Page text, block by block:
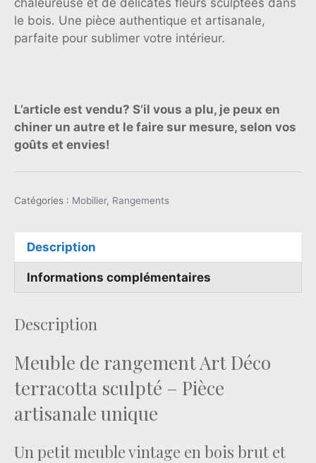
le bois. Une pièce authentique et artisanale,
parfaite pour sublimer votre intérieur.
L’article est vendu? S’il vous a plu, je peux en
chiner un autre et le faire sur mesure, selon vos
goûts et envies!
Catégories : Mobilier, Rangements
Description
Informations complémentaires
Description
Meuble de rangement Art Déco
terracotta sculpté – Pièce
artisanale unique
Un petit meuble vintage en bois brut et